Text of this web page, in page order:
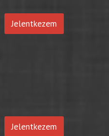
Jelentkezem
Jelentkezem